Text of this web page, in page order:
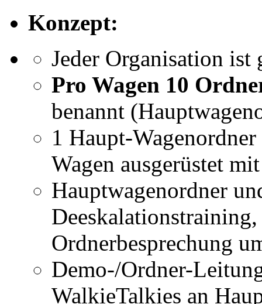
Konzept:
Jeder Organisation ist
Pro Wagen 10
benannt
1 Haupt-
Wagen ausgerüstet
Hauptwagenordner
Ordnerbesprechung
Demo-/Ordner-
WalkieTalkies an